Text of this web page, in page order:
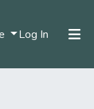
Log In (current)